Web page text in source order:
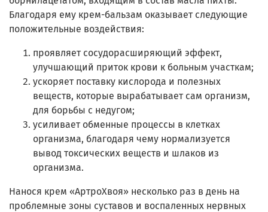
Благодаря ему крем-бальзам оказывает следующие
положительные воздействия:
проявляет сосудорасширяющий эффект,
улучшающий приток крови к больным участкам;
ускоряет поставку кислорода и полезных
веществ, которые вырабатывает сам организм,
для борьбы с недугом;
усиливает обменные процессы в клетках
организма, благодаря чему нормализуется
вывод токсических веществ и шлаков из
организма.
Нанося крем «АртроХвоя» несколько раз в день на
проблемные зоны суставов и воспаленных нервных